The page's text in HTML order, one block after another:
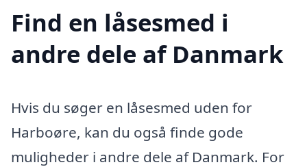
Find en låsesmed i
andre dele af Danmark
Hvis du søger en låsesmed uden for
Harboøre, kan du også finde gode
muligheder i andre dele af Danmark. For